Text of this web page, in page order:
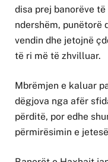
disa prej banorëve
ndershëm, punëtorë
vendin dhe jetojnë
të ri më të zhvilluar.
Mbrëmjen e kaluar
dëgjova nga afër
përditë, por edhe
përmirësimin e